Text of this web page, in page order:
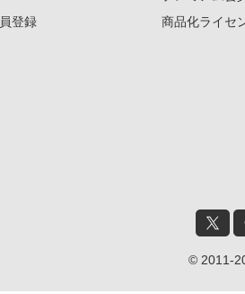
登録
商品化ライセ
© 2011-